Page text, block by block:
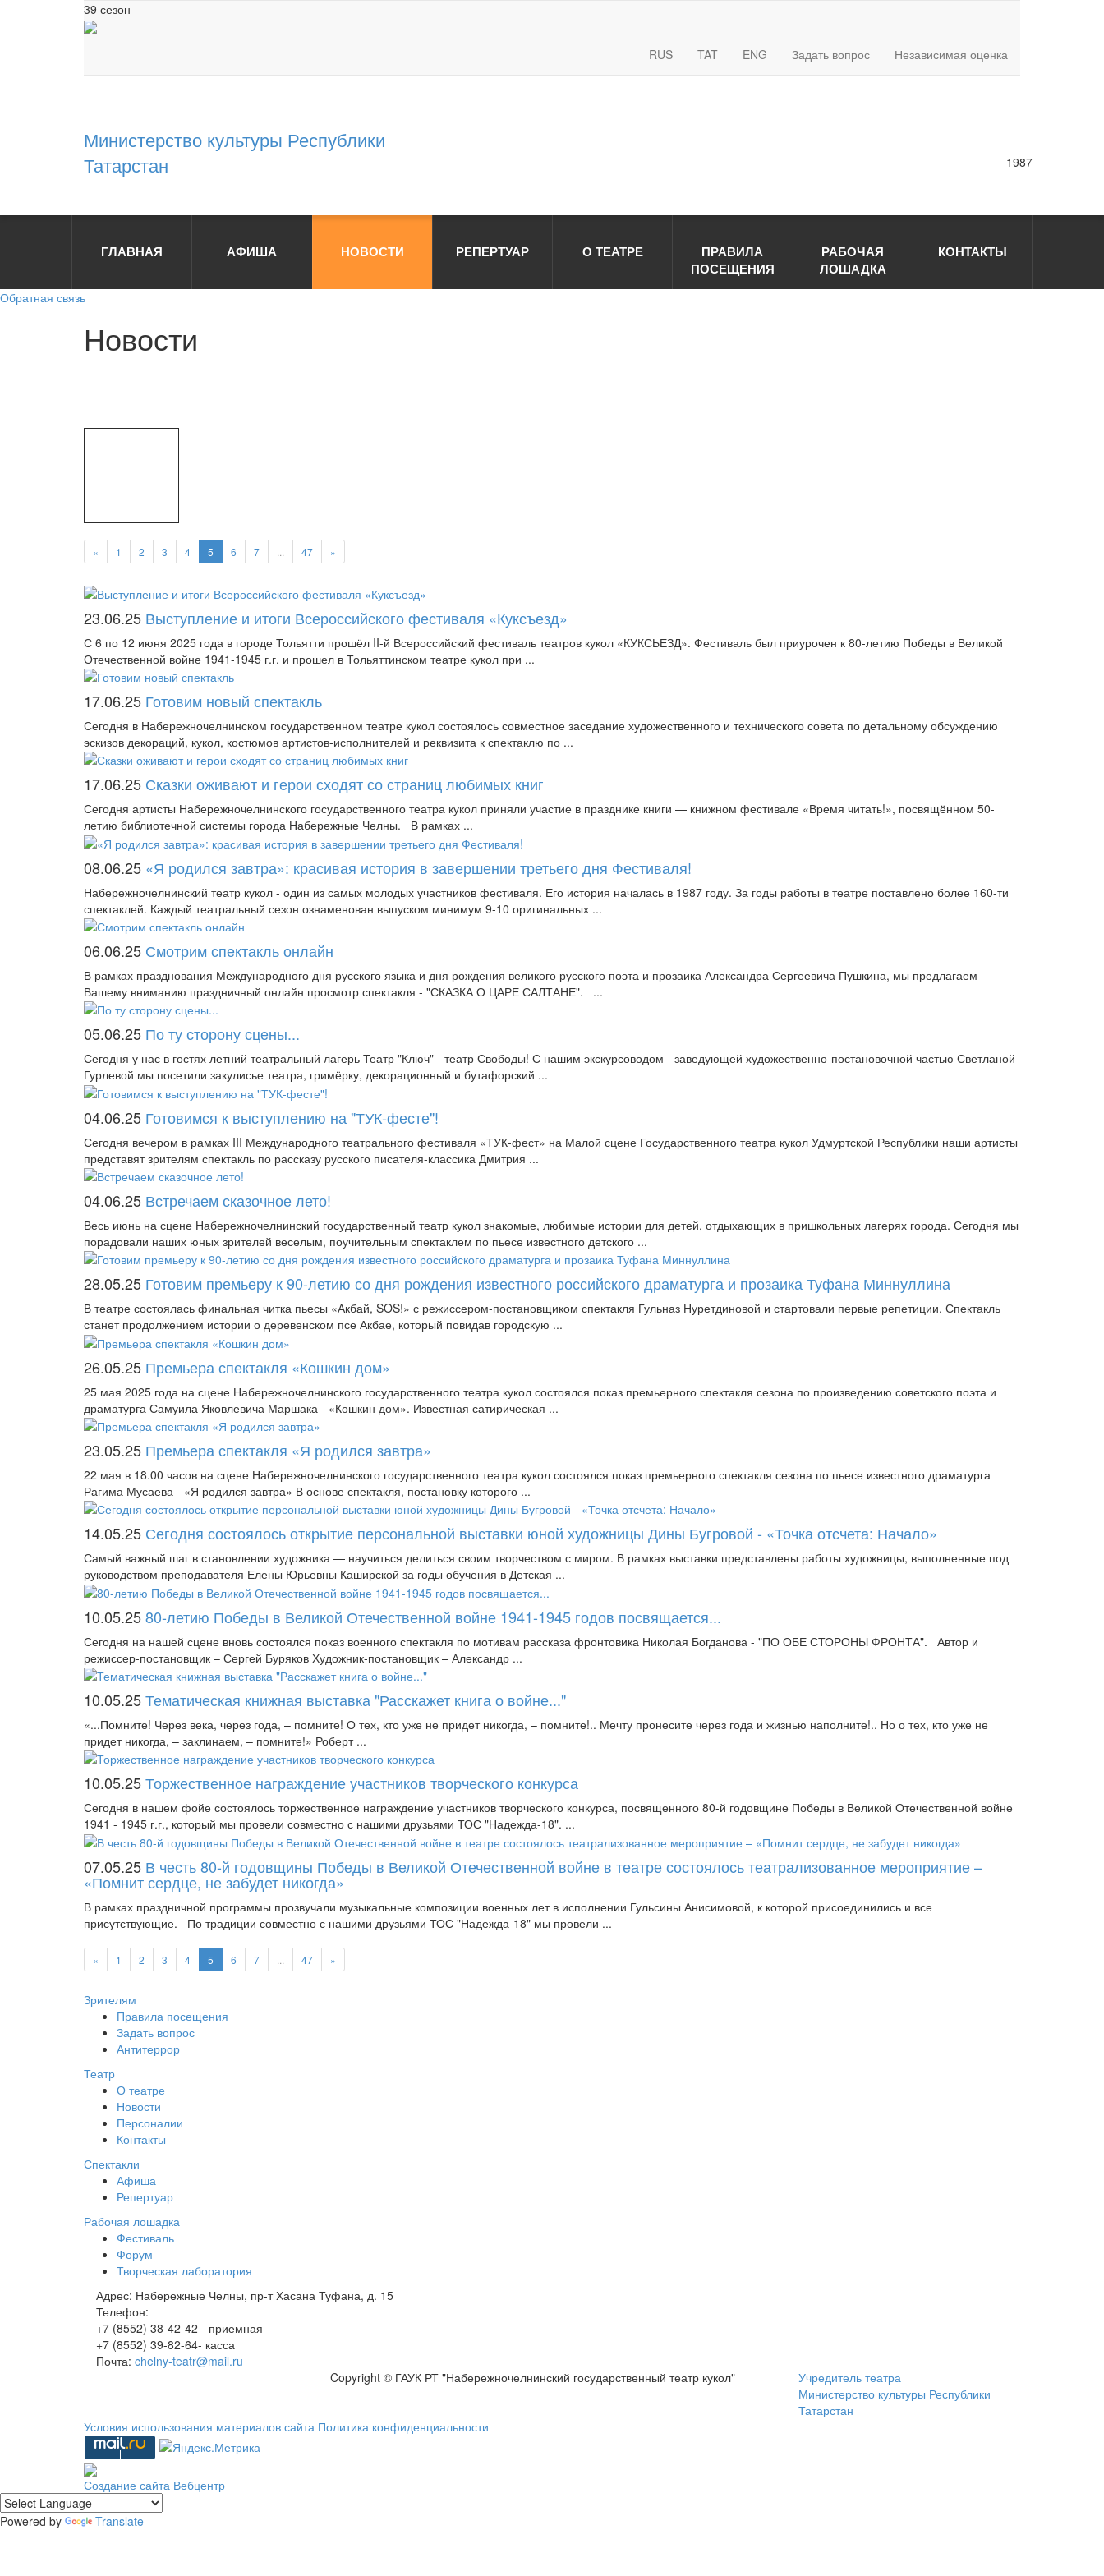
39 сезон
RUS TAT ENG Задать вопрос Независимая оценка
Министерство культуры Республики
Татарстан
1987
ГЛАВНАЯ АФИША НОВОСТИ РЕПЕРТУАР О ТЕАТРЕ
ПРАВИЛА
ПОСЕЩЕНИЯ
РАБОЧАЯ
ЛОШАДКА
КОНТАКТЫ
Обратная связь
Новости
« 1 2 3 4 5 6 7 47 »
23.06.25 Выступление и итоги Всероссийского фестиваля «Куксъезд»
С 6 по 12 июня 2025 года в городе Тольятти прошёл II-й Всероссийский фестиваль театров кукол «КУКСЬЕЗД». Фестиваль был приурочен к 80-летию Победы в Великой
Отечественной войне 1941-1945 г.г. и прошел в Тольяттинском театре кукол при ...
17.06.25 Готовим новый спектакль
Сегодня в Набережночелнинском государственном театре кукол состоялось совместное заседание художественного и технического совета по детальному обсуждению
эскизов декораций, кукол, костюмов артистов-исполнителей и реквизита к спектаклю по ...
17.06.25 Сказки оживают и герои сходят со страниц любимых книг
Сегодня артисты Набережночелнинского государственного театра кукол приняли участие в празднике книги — книжном фестивале «Время читать!», посвящённом 50-
летию библиотечной системы города Набережные Челны. В рамках ...
08.06.25 «Я родился завтра»: красивая история в завершении третьего дня Фестиваля!
Набережночелнинский театр кукол - один из самых молодых участников фестиваля. Его история началась в 1987 году. За годы работы в театре поставлено более 160-ти
спектаклей. Каждый театральный сезон ознаменован выпуском минимум 9-10 оригинальных ...
06.06.25 Смотрим спектакль онлайн
В рамках празднования Международного дня русского языка и дня рождения великого русского поэта и прозаика Александра Сергеевича Пушкина, мы предлагаем
Вашему вниманию праздничный онлайн просмотр спектакля - "СКАЗКА О ЦАРЕ САЛТАНЕ". ...
05.06.25 По ту сторону сцены...
Сегодня у нас в гостях летний театральный лагерь Театр "Ключ" - театр Свободы! С нашим экскурсоводом - заведующей художественно-постановочной частью Светланой
Гурлевой мы посетили закулисье театра, гримёрку, декорационный и бутафорский ...
04.06.25 Готовимся к выступлению на "ТУК-фесте"!
Сегодня вечером в рамках III Международного театрального фестиваля «ТУК-фест» на Малой сцене Государственного театра кукол Удмуртской Республики наши артисты
представят зрителям спектакль по рассказу русского писателя-классика Дмитрия ...
04.06.25 Встречаем сказочное лето!
Весь июнь на сцене Набережночелнинский государственный театр кукол знакомые, любимые истории для детей, отдыхающих в пришкольных лагерях города. Сегодня мы
порадовали наших юных зрителей веселым, поучительным спектаклем по пьесе известного детского ...
28.05.25 Готовим премьеру к 90-летию со дня рождения известного российского драматурга и прозаика Туфана Миннуллина
В театре состоялась финальная читка пьесы «Акбай, SOS!» с режиссером-постановщиком спектакля Гульназ Нуретдиновой и стартовали первые репетиции. Спектакль
станет продолжением истории о деревенском псе Акбае, который повидав городскую ...
26.05.25 Премьера спектакля «Кошкин дом»
25 мая 2025 года на сцене Набережночелнинского государственного театра кукол состоялся показ премьерного спектакля сезона по произведению советского поэта и
драматурга Самуила Яковлевича Маршака - «Кошкин дом». Известная сатирическая ...
23.05.25 Премьера спектакля «Я родился завтра»
22 мая в 18.00 часов на сцене Набережночелнинского государственного театра кукол состоялся показ премьерного спектакля сезона по пьесе известного драматурга
Рагима Мусаева - «Я родился завтра» В основе спектакля, постановку которого ...
14.05.25 Сегодня состоялось открытие персональной выставки юной художницы Дины Бугровой - «Точка отсчета: Начало»
Самый важный шаг в становлении художника — научиться делиться своим творчеством с миром. В рамках выставки представлены работы художницы, выполненные под
руководством преподавателя Елены Юрьевны Каширской за годы обучения в Детская ...
10.05.2580-летию Победы в Великой Отечественной войне 1941-1945 годов посвящается...
Сегодня на нашей сцене вновь состоялся показ военного спектакля по мотивам рассказа фронтовика Николая Богданова - "ПО ОБЕ СТОРОНЫ ФРОНТА". Автор и
режиссер-постановщик – Сергей Буряков Художник-постановщик – Александр ...
10.05.25Тематическая книжная выставка "Расскажет книга о войне..."
«...Помните! Через века, через года, – помните! О тех, кто уже не придет никогда, – помните!.. Мечту пронесите через года и жизнью наполните!.. Но о тех, кто уже не
придет никогда, – заклинаем, – помните!» Роберт ...
10.05.25Торжественное награждение участников творческого конкурса
Сегодня в нашем фойе состоялось торжественное награждение участников творческого конкурса, посвященного 80-й годовщине Победы в Великой Отечественной войне
1941 - 1945 г.г., который мы провели совместно с нашими друзьями ТОС "Надежда-18". ...
07.05.25 В честь 80-й годовщины Победы в Великой Отечественной войне в театре состоялось театрализованное мероприятие –
«Помнит сердце, не забудет никогда»
В рамках праздничной программы прозвучали музыкальные композиции военных лет в исполнении Гульсины Анисимовой, к которой присоединились и все
присутствующие. По традиции совместно с нашими друзьями ТОС "Надежда-18" мы провели ...
« 1 2 3 4 5 6 7 47 »
Зрителям
Правила посещения
Задать вопрос
Антитеррор
Театр
О театре
Новости
Персоналии
Контакты
Спектакли
Афиша
Репертуар
Рабочая лошадка
Фестиваль
Форум
Творческая лаборатория
Адрес: Набережные Челны, пр-т Хасана Туфана, д. 15
Телефон:
+7 (8552) 38-42-42 - приемная
+7 (8552) 39-82-64- касса
Почта: chelny-teatr@mail.ru
Copyright © ГАУК РТ "Набережночелнинский государственный театр кукол"
Учредитель театра
Министерство культуры Республики
Татарстан
Условия использования материалов сайта Политика конфиденциальности
Создание сайта Вебцентр
Powered by Translate